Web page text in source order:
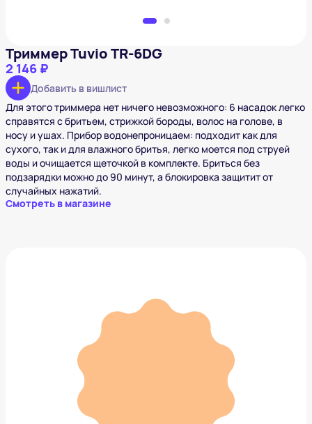
Триммер Tuvio TR-6DG
2 146 ₽
Добавить в вишлист
Для этого триммера нет ничего невозможного: 6 насадок легко
справятся с бритьем, стрижкой бороды, волос на голове, в
носу и ушах. Прибор водонепроницаем: подходит как для
сухого, так и для влажного бритья, легко моется под струей
воды и очищается щеточкой в комплекте. Бриться без
подзарядки можно до 90 минут, а блокировка защитит от
случайных нажатий.
Смотреть в магазине
Триммер для ушей и носа Xiaomi